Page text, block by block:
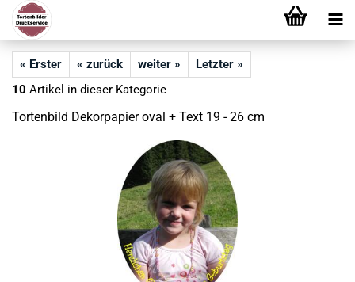
« Erster « zurück weiter »
Letzter »
10 Artikel in dieser Kategorie
Tortenbild Dekorpapier oval + Text 19 - 26 cm